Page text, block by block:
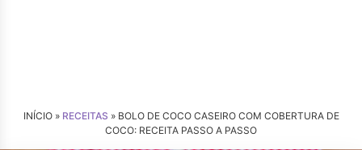
INÍCIO » RECEITAS » BOLO DE COCO CASEIRO COM COBERTURA DE
COCO: RECEITA PASSO A PASSO